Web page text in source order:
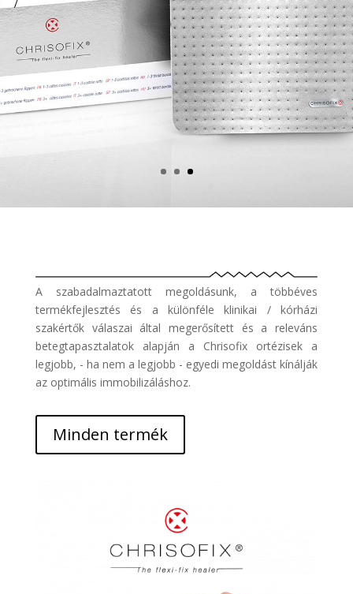
Tovább
A szabadalmaztatott megoldásunk, a többéves
termékfejlesztés és a különféle klinikai / kórházi
szakértők válaszai által megerősített és a releváns
betegtapasztalatok alapján a Chrisofix ortézisek a
legjobb, - ha nem a legjobb - egyedi megoldást kínálják
az optimális immobilizáláshoz.
Minden termék